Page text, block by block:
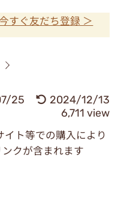
すぐ友だち登録 ＞
25
2024/12/13
6,711 view
ト等での購入により
クが含まれます